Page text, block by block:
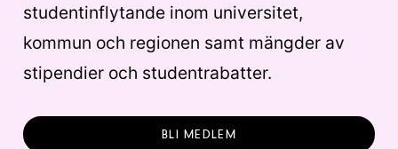
studentinflytande inom universitet,
kommun och regionen samt mängder av
stipendier och studentrabatter.
BLI MEDLEM